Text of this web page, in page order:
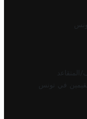
في تونس